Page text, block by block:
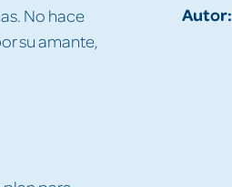
No hace
su amante,
Autor: